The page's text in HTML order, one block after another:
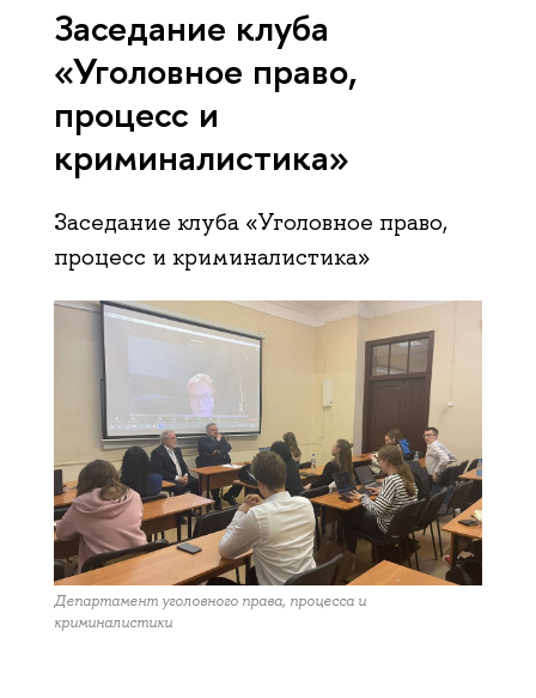
Заседание клуба
«Уголовное право,
процесс и
криминалистика»
Заседание клуба «Уголовное право,
процесс и криминалистика»
Департамент уголовного права, процесса и
криминалистики